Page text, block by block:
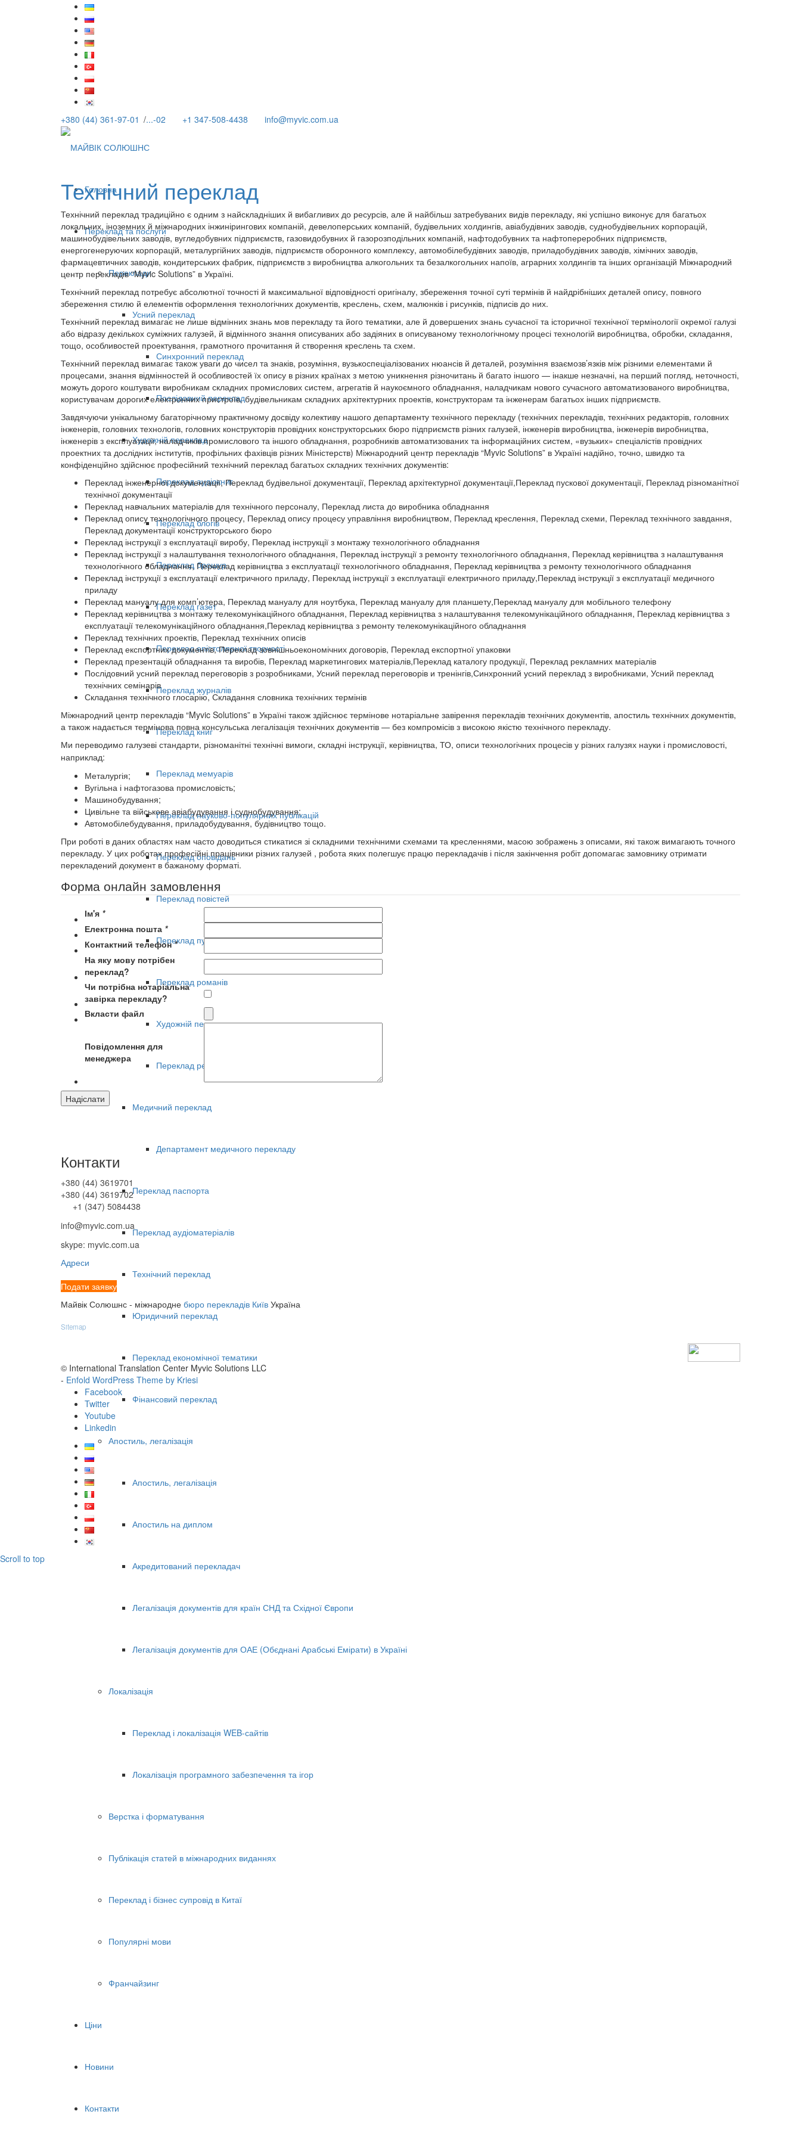
+380 (44) 361-97-01 /...-02 +1 347-508-4438 info@myvic.com.ua
Головна
Переклад та послуги
Переклади
Усний переклад
Синхронний переклад
Послідовний переклад
Художній переклад
Переклад аудіокниг
Переклад блогів
Переклад брошур
Переклад газет
Переклад епістолярної творчості
Переклад журналів
Переклад книг
Переклад мемуарів
Переклад науково-популярних публікацій
Переклад оповідань
Переклад повістей
Переклад публіцистики
Переклад романів
Художній переклад прози
Переклад рекламних матеріалів
Медичний переклад
Департамент медичного перекладу
Переклад паспорта
Переклад аудіоматеріалів
Технічний переклад
Юридичний переклад
Переклад економічної тематики
Фінансовий переклад
Апостиль, легалізація
Апостиль, легалізація
Апостиль на диплом
Акредитований перекладач
Легалізація документів для країн СНД та Східної Європи
Легалізація документів для ОАЕ (Обєднані Арабські Емірати) в Україні
Локалізація
Переклад і локалізація WEB-сайтів
Локалізація програмного забезпечення та ігор
Верстка і форматування
Публікація статей в міжнародних виданнях
Переклад і бізнес супровід в Китаї
Популярні мови
Франчайзинг
Ціни
Новини
Контакти
Технічний переклад
Технічний переклад традиційно є одним з найскладніших й вибагливих до ресурсів, але й найбільш затребуваних видів перекладу, які успішно виконує для багатьох
локальних, іноземних й міжнародних інжинірингових компаній, девелоперських компаній, будівельних холдингів, авіабудівних заводів, суднобудівельних корпорацій,
машинобудівельних заводів, вугледобувних підприємств, газовидобувних й газорозподільних компаній, нафтодобувних та нафтопереробних підприємств,
енергогенеруючих корпорацій, металургійних заводів, підприємств оборонного комплексу, автомобілебудівних заводів, приладобудівних заводів, хімічних заводів,
фармацевтичних заводів, кондитерських фабрик, підприємств з виробництва алкогольних та безалкогольних напоїв, аграрних холдингів та інших організацій Міжнародний
центр перекладів “Myvic Solutions” в Україні.
Технічний переклад потребує абсолютної точності й максимальної відповідності оригіналу, збереження точної суті термінів й найдрібніших деталей опису, повного
збереження стилю й елементів оформлення технологічних документів, креслень, схем, малюнків і рисунків, підписів до них.
Технічний переклад вимагає не лише відмінних знань мов перекладу та його тематики, але й довершених знань сучасної та історичної технічної термінології окремої галузі
або відразу декількох суміжних галузей, й відмінного знання описуваних або задіяних в описуваному технологічному процесі технологій виробництва, обробки, складання,
тощо, особливостей проектування, грамотного прочитання й створення креслень та схем.
Технічний переклад вимагає також уваги до чисел та знаків, розуміння, вузькоспеціалізованих нюансів й деталей, розуміння взаємозв’язків між різними елементами й
процесами, знання відмінностей й особливостей їх опису в різних країнах з метою уникнення різночитань й багато іншого — інакше незначні, на перший погляд, неточності,
можуть дорого коштувати виробникам складних промислових систем, агрегатів й наукоємного обладнання, наладчикам нового сучасного автоматизованого виробництва,
користувачам дорогих електронних пристроїв, будівельникам складних архітектурних проектів, конструкторам та інженерам багатьох інших підприємств.
Завдячуючи унікальному багаторічному практичному досвіду колективу нашого департаменту технічного перекладу (технічних перекладів, технічних редакторів, головних
інженерів, головних технологів, головних конструкторів провідних конструкторських бюро підприємств різних галузей, інженерів виробництва, інженерів виробництва,
інженерів з експлуатації, наладчиків промислового та іншого обладнання, розробників автоматизованих та інформаційних систем, «вузьких» спеціалістів провідних
проектних та дослідних інститутів, профільних фахівців різних Міністерств) Міжнародний центр перекладів “Myvic Solutions” в Україні надійно, точно, швидко та
конфіденційно здійснює професійний технічний переклад багатьох складних технічних документів:
Переклад інженерної документації, Переклад будівельної документації, Переклад архітектурної документації,Переклад пускової документації, Переклад різноманітної
технічної документації
Переклад навчальних матеріалів для технічного персоналу, Переклад листа до виробника обладнання
Переклад опису технологічного процесу, Переклад опису процесу управління виробництвом, Переклад креслення, Переклад схеми, Переклад технічного завдання,
Переклад документації конструкторського бюро
Переклад інструкції з експлуатації виробу, Переклад інструкції з монтажу технологічного обладнання
Переклад інструкції з налаштування технологічного обладнання, Переклад інструкції з ремонту технологічного обладнання, Переклад керівництва з налаштування
технологічного обладнання, Переклад керівництва з експлуатації технологічного обладнання, Переклад керівництва з ремонту технологічного обладнання
Переклад інструкції з експлуатації електричного приладу, Переклад інструкції з експлуатації електричного приладу,Переклад інструкції з експлуатації медичного
приладу
Переклад мануалу для комп’ютера, Переклад мануалу для ноутбука, Переклад мануалу для планшету,Переклад мануалу для мобільного телефону
Переклад керівництва з монтажу телекомунікаційного обладнання, Переклад керівництва з налаштування телекомунікаційного обладнання, Переклад керівництва з
експлуатації телекомунікаційного обладнання,Переклад керівництва з ремонту телекомунікаційного обладнання
Переклад технічних проектів, Переклад технічних описів
Переклад експортних документів, Переклад зовнішньоекономічних договорів, Переклад експортної упаковки
Переклад презентацій обладнання та виробів, Переклад маркетингових матеріалів,Переклад каталогу продукції, Переклад рекламних матеріалів
Послідовний усний переклад переговорів з розробниками, Усний переклад переговорів и тренінгів,Синхронний усний переклад з виробниками, Усний переклад
технічних семінарів
Складання технічного глосарію, Складання словника технічних термінів
Міжнародний центр перекладів “Myvic Solutions” в Україні також здійснює термінове нотаріальне завірення перекладів технічних документів, апостиль технічних документів,
а також надається термінова повна консульська легалізація технічних документів — без компромісів з високою якістю технічного перекладу.
Ми переводимо галузеві стандарти, різноманітні технічні вимоги, складні інструкції, керівництва, ТО, описи технологічних процесів у різних галузях науки і промисловості,
наприклад:
Металургія;
Вугільна і нафтогазова промисловість;
Машинобудування;
Цивільне та військове авіабудування і суднобудування;
Автомобілебудування, приладобудування, будівництво тощо.
При роботі в даних областях нам часто доводиться стикатися зі складними технічними схемами та кресленнями, масою зображень з описами, які також вимагають точного
перекладу. У цих роботах професійні працівники різних галузей , робота яких полегшує працю перекладачів і після закінчення робіт допомагає замовнику отримати
перекладений документ в бажаному форматі.
Форма онлайн замовлення
Ім'я *
Електронна пошта *
Контактний телефон*
На яку мову потрібен
переклад?
Чи потрібна нотаріальна
завірка перекладу?
Вкласти файл
Повідомлення для
менеджера
Контакти
+380 (44) 3619701
+380 (44) 3619702
+1 (347) 5084438
info@myvic.com.ua
skype: myvic.com.ua
Адреси
Подати заявку
Майвік Солюшнс - міжнародне бюро перекладів Київ Україна
Sitemap
© International Translation Center Myvic Solutions LLC
- Enfold WordPress Theme by Kriesi
Facebook
Twitter
Youtube
Linkedin
Scroll to top